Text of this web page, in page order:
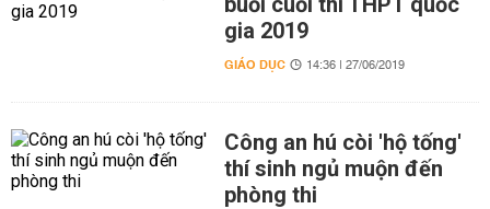
gia 2019
GIÁO DỤC 14:36 | 27/06/2019
Công an hú còi 'hộ tống'
thí sinh ngủ muộn đến
phòng thi